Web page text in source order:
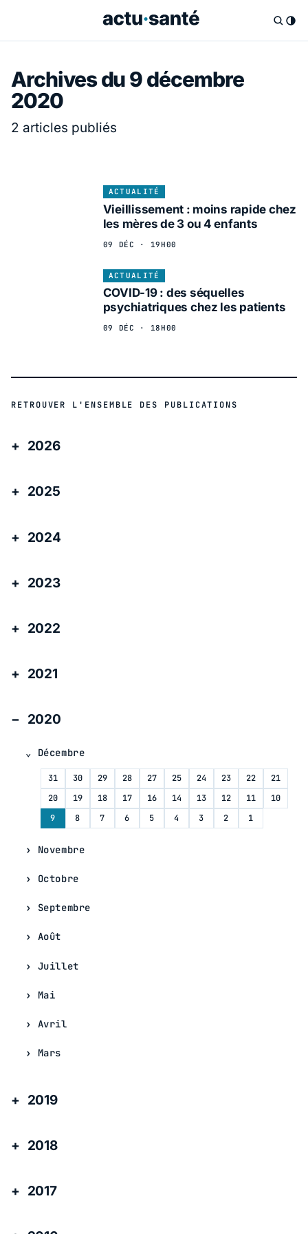
Archives du 9 décembre
2020
2 articles publiés
ACTUALITÉ
Vieillissement : moins rapide chez
les mères de 3 ou 4 enfants
09 DÉC · 19H00
ACTUALITÉ
COVID-19 : des séquelles
psychiatriques chez les patients
09 DÉC · 18H00
RETROUVER L'ENSEMBLE DES PUBLICATIONS
2026
2025
2024
2023
2022
2021
2020
Décembre
31 30 29 28 27 25 24 23 22
21
20
19 18 17 16 14 13 12 11
10
9
8 7 6 5 4 3 2 1
Novembre
Octobre
Septembre
Août
Juillet
Mai
Avril
Mars
2019
2018
2017